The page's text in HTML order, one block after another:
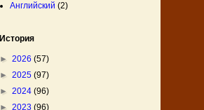
Английский (2)
История
► 2026 (57)
► 2025 (97)
► 2024 (96)
► 2023 (96)